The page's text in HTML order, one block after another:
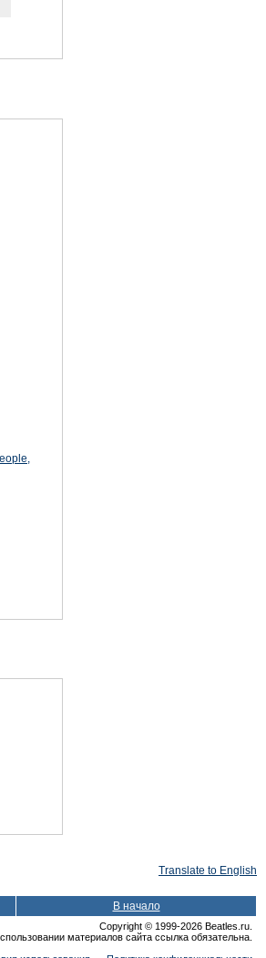
Translate to English
В начало
Copyright © 1999-2026 Beatles.ru.
материалов сайта ссылка обязательна.